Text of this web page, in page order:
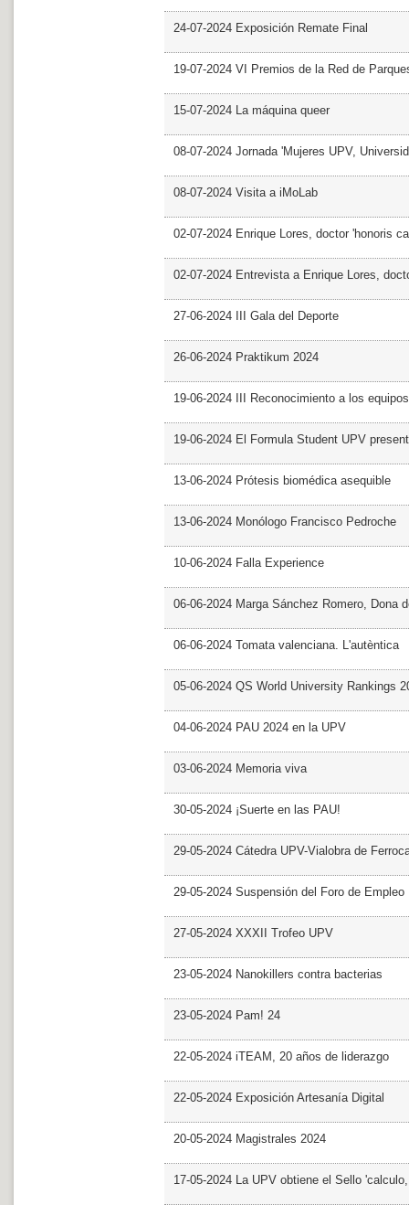
24-07-2024 Exposición Remate Final
19-07-2024 VI Premios de la Red de
15-07-2024 La máquina queer
08-07-2024 Jornada 'Mujeres UPV,
08-07-2024 Visita a iMoLab
02-07-2024 Enrique Lores, doctor 'honoris
02-07-2024 Entrevista a Enrique Lores,
27-06-2024 III Gala del Deporte
26-06-2024 Praktikum 2024
19-06-2024 III Reconocimiento a los
19-06-2024 El Formula Student UPV
13-06-2024 Prótesis biomédica asequible
13-06-2024 Monólogo Francisco Pedroche
10-06-2024 Falla Experience
06-06-2024 Marga Sánchez Romero, Dona
06-06-2024 Tomata valenciana. L'autèntica
05-06-2024 QS World University Rankings
04-06-2024 PAU 2024 en la UPV
03-06-2024 Memoria viva
30-05-2024 ¡Suerte en las PAU!
29-05-2024 Cátedra UPV-Vialobra de
29-05-2024 Suspensión del Foro de Empleo
27-05-2024 XXXII Trofeo UPV
23-05-2024 Nanokillers contra bacterias
23-05-2024 Pam! 24
22-05-2024 iTEAM, 20 años de liderazgo
22-05-2024 Exposición Artesanía Digital
20-05-2024 Magistrales 2024
17-05-2024 La UPV obtiene el Sello